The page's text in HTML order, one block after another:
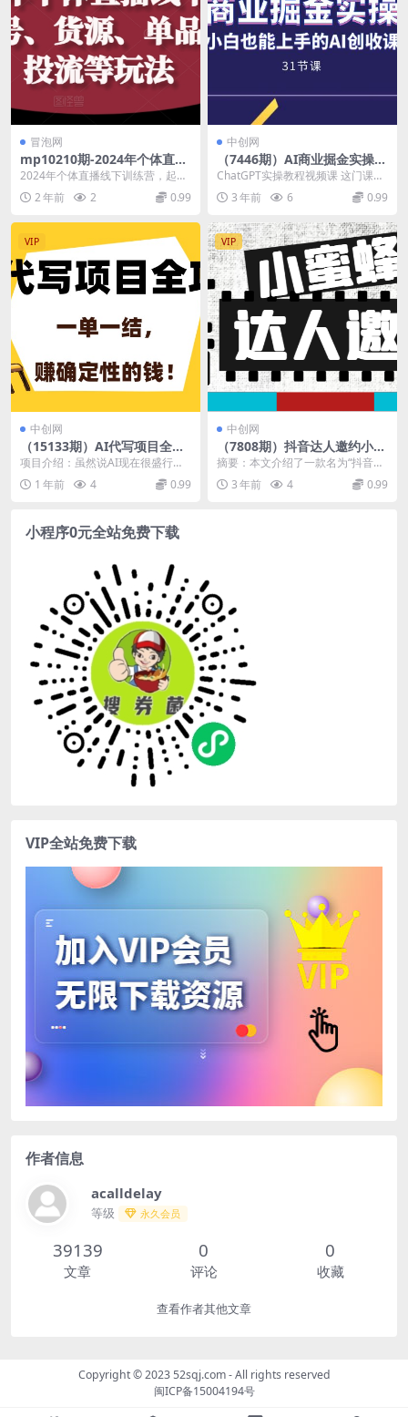
冒泡网
mp10210期-2024年个体直播
训练营，起号、货源、单品打
爆、投流等玩法
2024年个体直播线下训练营，起
号、货源、单品打爆、投流等玩法
课程内容： 线上...
2 年前 2 0.99
中创网
（7446期）AI商业掘金实操
课，小白也能上手的AI创收课
（31课）
ChatGPT实操教程视频课 这门课
程，适用于所有零基础或者已经在
用人工智能但得...
3 年前 6 0.99
VIP
中创网
（15133期）AI代写项目全攻
略，一单一结，赚确定性的
钱！
项目介绍：虽然说AI现在很盛行，
但其实大部分人他不懂得怎么样使
用AI，那么就会出...
1 年前 4 0.99
VIP
中创网
（7808期）抖音达人邀约小蜜
蜂，邀约跟沟通,指定邀约达
人,达人招商的批量私信【邀…
(抖音达人邀约小蜜蜂精准邀
摘要：本文介绍了一款名为“抖音达
人邀约小蜜蜂”的软件，该软件具有
邀请跟沟通、指定...
3 年前 4 0.99
小程序0元全站免费下载
VIP全站免费下载
作者信息
acalldelay
等级 永久会员
39139
文章
0
评论
0
收藏
查看作者其他文章
Copyright © 2023 52sqj.com- All rights reserved
闽ICP备15004194号